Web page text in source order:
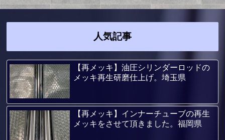
人気記事
【再メッキ】油圧シリンダーロッドの
メッキ再生研磨仕上げ。埼玉県
【再メッキ】インナーチューブの再生
メッキをさせて頂きました。福岡県